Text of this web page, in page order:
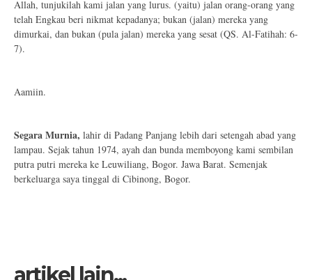
Allah, tunjukilah kami jalan yang lurus. (yaitu) jalan orang-orang yang
telah Engkau beri nikmat kepadanya; bukan (jalan) mereka yang
dimurkai, dan bukan (pula jalan) mereka yang sesat (QS. Al-Fatihah: 6-
7).
Aamiin.
Segara Murnia, lahir di Padang Panjang lebih dari setengah abad yang
lampau. Sejak tahun 1974, ayah dan bunda memboyong kami sembilan
putra putri mereka ke Leuwiliang, Bogor. Jawa Barat. Semenjak
berkeluarga saya tinggal di Cibinong, Bogor.
artikel lain...